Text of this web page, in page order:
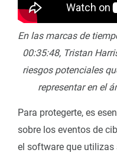
En las marcas de
00:35:48, Tristan
riesgos potenciales
representar en el
Para protegerte, es
sobre los eventos de
el software que utilizas